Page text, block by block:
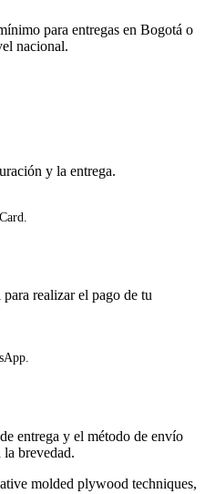
para entregas en Bogotá o
nacional.
y la entrega.
realizar el pago de tu
entrega y el método de envío
brevedad.
molded plywood techniques,